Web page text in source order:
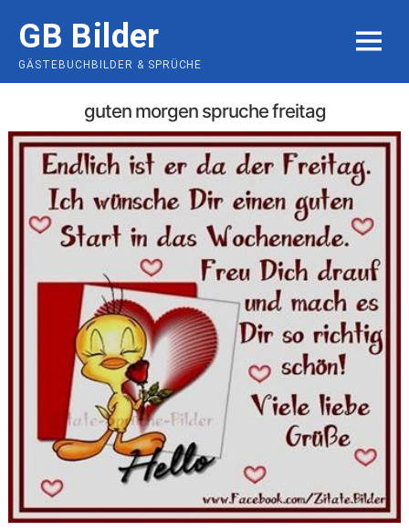
content
GB Bilder
GÄSTEBUCHBILDER & SPRÜCHE
MENU
guten morgen spruche freitag